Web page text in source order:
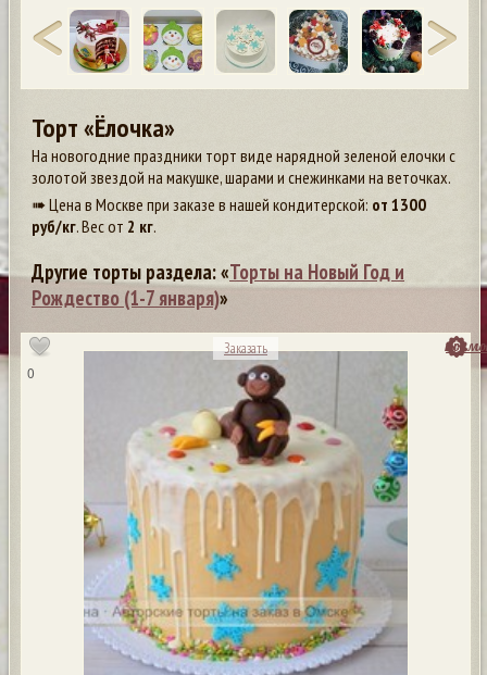
Торт «Ёлочка»
На новогодние праздники торт виде нарядной зеленой елочки с
золотой звездой на макушке, шарами и снежинками на веточках.
➠ Цена в Москве при заказе в нашей кондитерской: от 1300
руб/кг. Вес от 2 кг.
Другие торты раздела: «Торты на Новый Год и
Рождество (1-7 января)»
0
Заказать